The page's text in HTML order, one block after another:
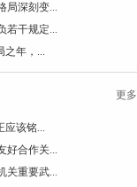
局深刻变...
若干规定...
之年，...
更多
应该铭...
好合作关...
关重要武...